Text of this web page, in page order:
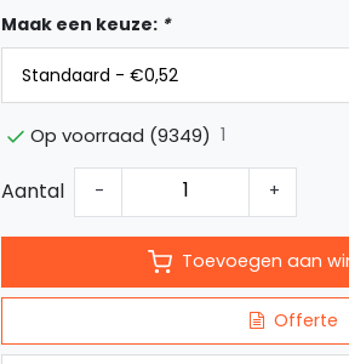
Maak een keuze: *
Op voorraad (9349) 1
Aantal - +
Toevoegen aan
Offerte